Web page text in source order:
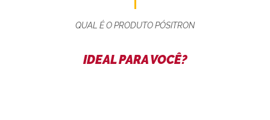
QUAL É O PRODUTO PÓSITRON
IDEAL PARA VOCÊ?